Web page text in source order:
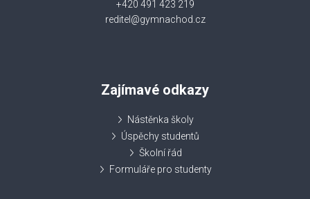
+420 491 423 219
reditel@gymnachod.cz
Zajímavé odkazy
Nástěnka školy
Úspěchy studentů
Školní řád
Formuláře pro studenty